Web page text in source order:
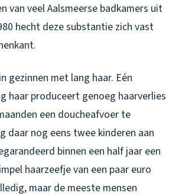
van veel Aalsmeerse badkamers uit
hecht deze substantie zich vast
gezinnen met lang haar. Eén
haar produceert genoeg haarverlies
een doucheafvoer te
daar nog eens twee kinderen aan
binnen een half jaar een
haarzeefje van een paar euro
maar de meeste mensen